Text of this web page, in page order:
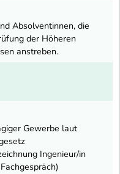
Absolventinnen, die
der Höheren
anstreben.
Gewerbe laut
Ingenieur/in